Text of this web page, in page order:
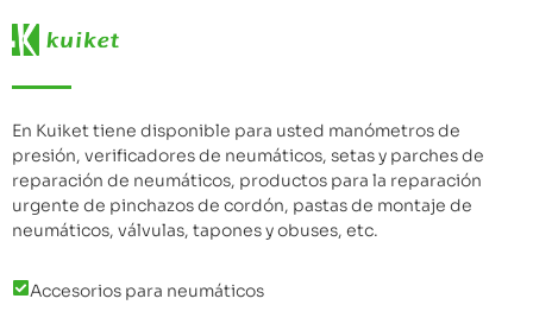
En Kuiket tiene disponible para usted manómetros de
presión, verificadores de neumáticos, setas y parches de
reparación de neumáticos, productos para la reparación
urgente de pinchazos de cordón, pastas de montaje de
neumáticos, válvulas, tapones y obuses, etc.
Accesorios para neumáticos